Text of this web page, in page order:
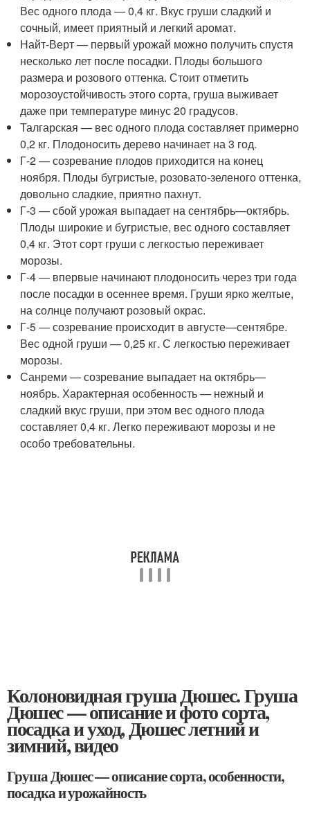
Вес одного плода — 0,4 кг. Вкус груши сладкий и
сочный, имеет приятный и легкий аромат.
Найт-Верт — первый урожай можно получить спустя
несколько лет после посадки. Плоды большого
размера и розового оттенка. Стоит отметить
морозоустойчивость этого сорта, груша выживает
даже при температуре минус 20 градусов.
Талгарская — вес одного плода составляет примерно
0,2 кг. Плодоносить дерево начинает на 3 год.
Г-2 — созревание плодов приходится на конец
ноября. Плоды бугристые, розовато-зеленого оттенка,
довольно сладкие, приятно пахнут.
Г-3 — сбой урожая выпадает на сентябрь—октябрь.
Плоды широкие и бугристые, вес одного составляет
0,4 кг. Этот сорт груши с легкостью переживает
морозы.
Г-4 — впервые начинают плодоносить через три года
после посадки в осеннее время. Груши ярко желтые,
на солнце получают розовый окрас.
Г-5 — созревание происходит в августе—сентябре.
Вес одной груши — 0,25 кг. С легкостью переживает
морозы.
Санреми — созревание выпадает на октябрь—
ноябрь. Характерная особенность — нежный и
сладкий вкус груши, при этом вес одного плода
составляет 0,4 кг. Легко переживают морозы и не
особо требовательны.
Колоновидная груша Дюшес. Груша
Дюшес — описание и фото сорта,
посадка и уход, Дюшес летний и
зимний, видео
Груша Дюшес — описание сорта, особенности,
посадка и урожайность